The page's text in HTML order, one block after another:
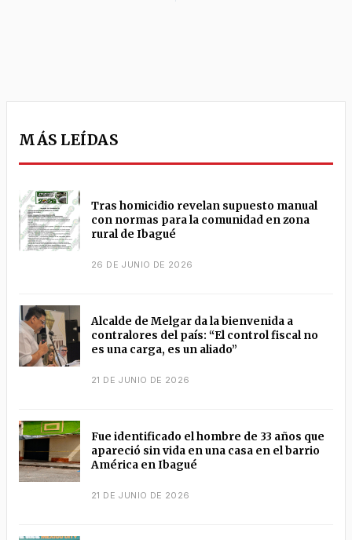
MÁS LEÍDAS
Tras homicidio revelan supuesto manual
con normas para la comunidad en zona
rural de Ibagué
26 DE JUNIO DE 2026
Alcalde de Melgar da la bienvenida a
contralores del país: “El control fiscal no
es una carga, es un aliado”
21 DE JUNIO DE 2026
Fue identificado el hombre de 33 años que
apareció sin vida en una casa en el barrio
América en Ibagué
21 DE JUNIO DE 2026